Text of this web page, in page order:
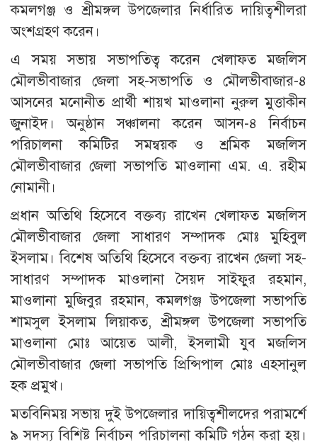
কমলগঞ্জ ও শ্রীমঙ্গল উপজেলার নির্ধারিত দায়িত্বশীলরা
অংশগ্রহণ করেন।
এ সময় সভায় সভাপতিত্ব করেন খেলাফত মজলিস
মৌলভীবাজার জেলা সহ-সভাপতি ও মৌলভীবাজার-৪
আসনের মনোনীত প্রার্থী শায়খ মাওলানা নুরুল মুত্তাকীন
জুনাইদ। অনুষ্ঠান সঞ্চালনা করেন আসন-৪ নির্বাচন
পরিচালনা কমিটির সমন্বয়ক ও শ্রমিক মজলিস
মৌলভীবাজার জেলা সভাপতি মাওলানা এম. এ. রহীম
নোমানী।
প্রধান অতিথি হিসেবে বক্তব্য রাখেন খেলাফত মজলিস
মৌলভীবাজার জেলা সাধারণ সম্পাদক মোঃ মুহিবুল
ইসলাম। বিশেষ অতিথি হিসেবে বক্তব্য রাখেন জেলা সহ-
সাধারণ সম্পাদক মাওলানা সৈয়দ সাইফুর রহমান,
মাওলানা মুজিবুর রহমান, কমলগঞ্জ উপজেলা সভাপতি
শামসুল ইসলাম লিয়াকত, শ্রীমঙ্গল উপজেলা সভাপতি
মাওলানা মোঃ আয়েত আলী, ইসলামী যুব মজলিস
মৌলভীবাজার জেলা সভাপতি প্রিন্সিপাল মোঃ এহসানুল
হক প্রমুখ।
মতবিনিময় সভায় দুই উপজেলার দায়িত্বশীলদের পরামর্শে
৯ সদস্য বিশিষ্ট নির্বাচন পরিচালনা কমিটি গঠন করা হয়।